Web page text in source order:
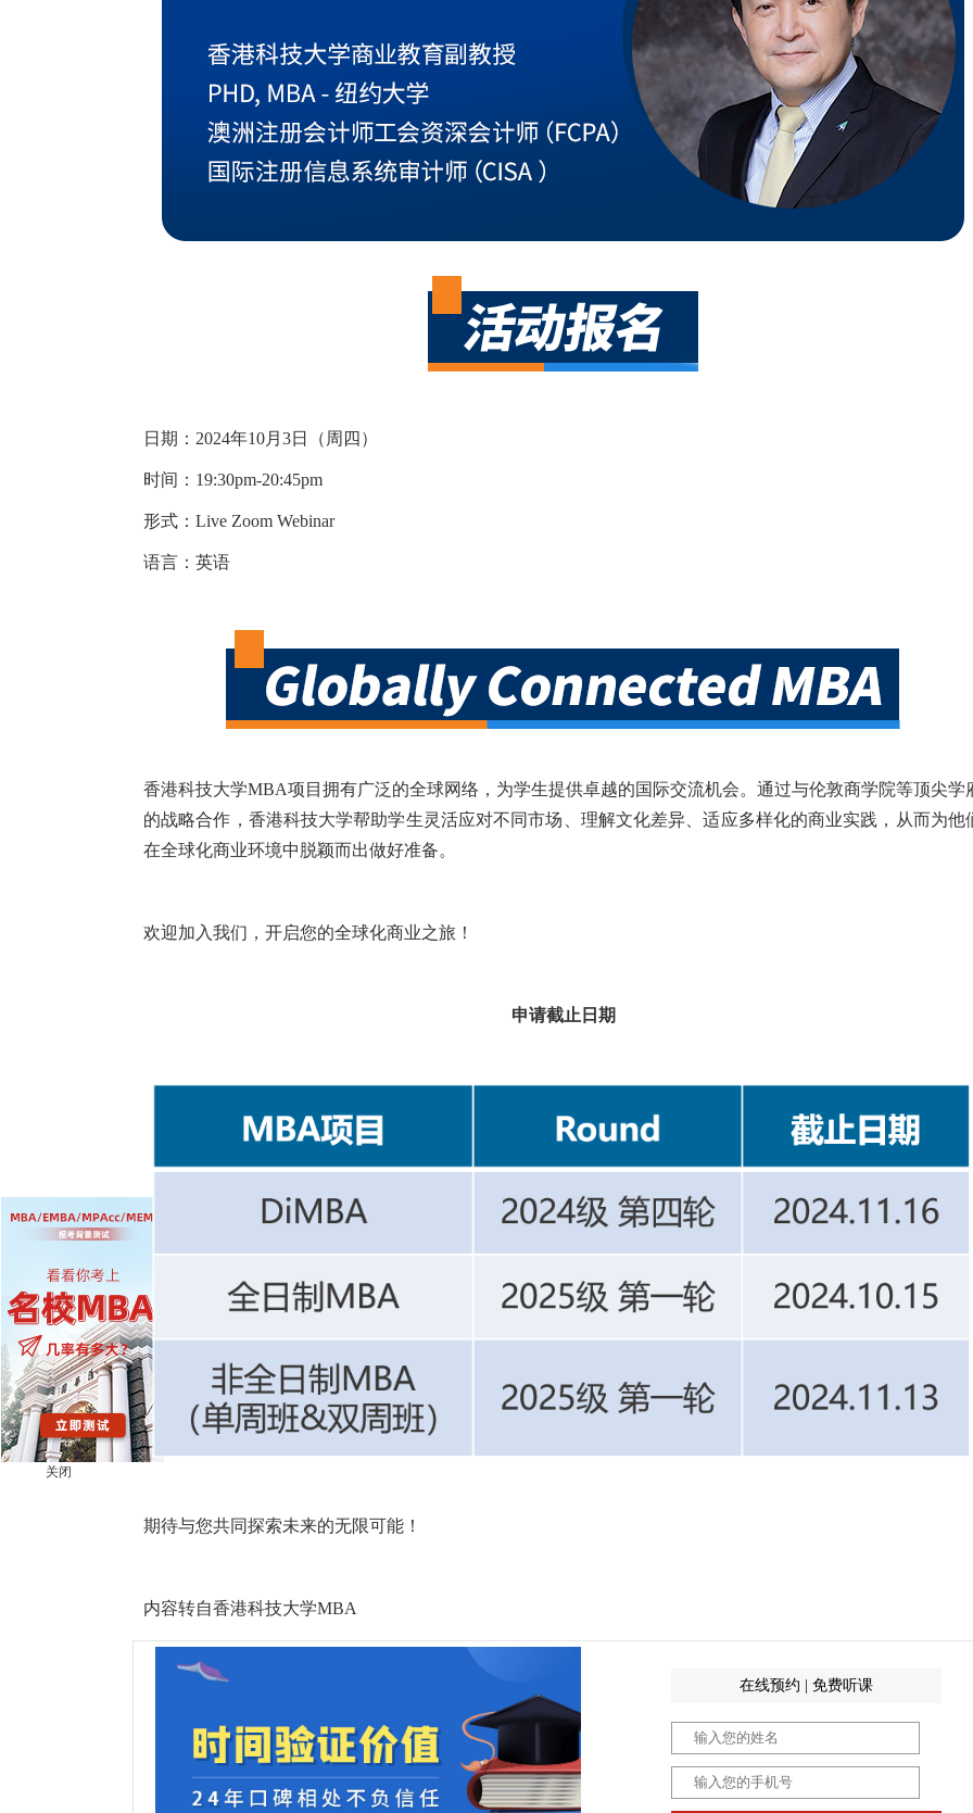
关闭
日期：2024年10月3日（周四）
时间：19:30pm-20:45pm
形式：Live Zoom Webinar
语言：英语
香港科技大学MBA项目拥有广泛的全球网络，为学生提供卓越的国际交流机会。通过与伦敦商学院等顶尖学
的战略合作，香港科技大学帮助学生灵活应对不同市场、理解文化差异、适应多样化的商业实践，从而为他
在全球化商业环境中脱颖而出做好准备。
欢迎加入我们，开启您的全球化商业之旅！
申请截止日期
期待与您共同探索未来的无限可能！
内容转自香港科技大学MBA
在线预约 | 免费听课